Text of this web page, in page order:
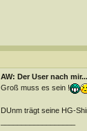
AW: Der User nach mir...
Groß muss es sein !
DUnm trägt seine HG-